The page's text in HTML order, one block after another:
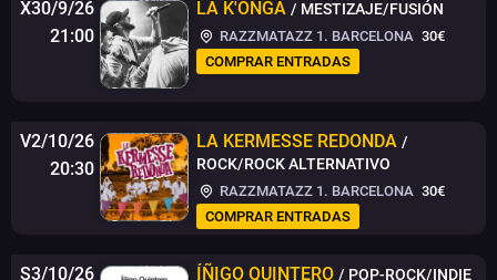
X30/9/26
21:00
LA K'ONGA / MESTIZAJE/FUSIÓN
RAZZMATAZZ 1. BARCELONA 30€
COMPRAR ENTRADAS
V2/10/26
20:30
LA KERMESSE REDONDA /
ROCK/ROCK ALTERNATIVO
RAZZMATAZZ 1. BARCELONA 30€
COMPRAR ENTRADAS
S3/10/26
ÍÑIGO QUINTERO / POP-ROCK/INDIE